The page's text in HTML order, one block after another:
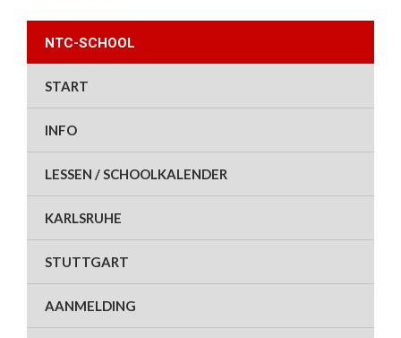
NTC-SCHOOL
START
INFO
LESSEN / SCHOOLKALENDER
KARLSRUHE
STUTTGART
AANMELDING